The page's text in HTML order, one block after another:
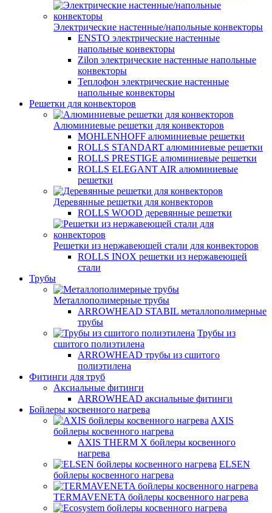
Электрические настенные/напольные конвекторы
ENSTO электрические настенные
напольные конвекторы
Zilon электрические настенные напольные
конвекторы
Теплофон электрические настенные
напольные конвекторы
Решетки для конвекторов
Алюминиевые решетки для конвекторов
MOHLENHOFF алюминиевые решетки
ROLLS STANDART алюминиевые решетки
ROLLS PRESTIGE алюминиевые решетки
ROLLS ELEGANT AIR алюминиевые
решетки
Деревянные решетки для конвекторов
ROLLS WOOD деревянные решетки
Решетки из нержавеющей стали для конвекторов
ROLLS INOX решетки из нержавеющей
стали
Трубы
Металлополимерные трубы
ARROWHEAD STABIL металлополимерные
трубы
Трубы из
сшитого полиэтилена
ARROWHEAD трубы из сшитого
полиэтилена
Фитинги для труб
Аксиальные фитинги
ARROWHEAD аксиальные фитинги
Бойлеры косвенного нагрева
AXIS
бойлеры косвенного нагрева
AXIS THERM X бойлеры косвенного
нагрева
ELSEN
бойлеры косвенного нагрева
TERMAVENETA бойлеры косвенного нагрева